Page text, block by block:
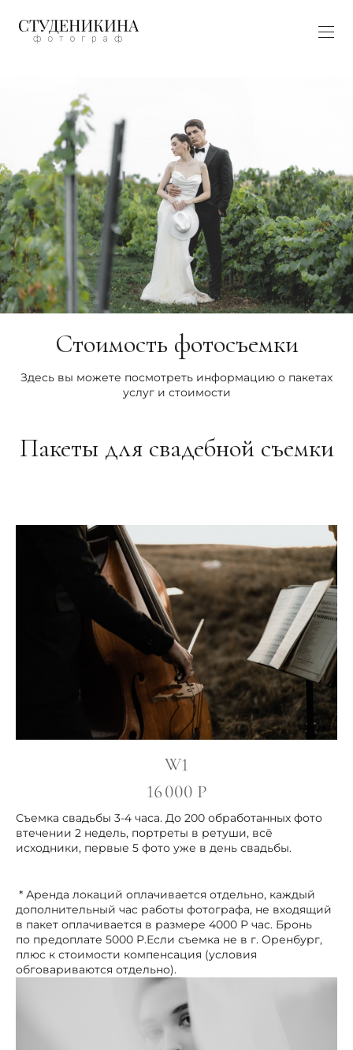
Стоимость фотосъемки
Здесь вы можете посмотреть информацию о пакетах
услуг и стоимости
Пакеты для свадебной съемки
W1
16 000 Р
Съемка свадьбы 3-4 часа. До 200 обработанных фото
втечении 2 недель, портреты в ретуши, всё
исходники, первые 5 фото уже в день свадьбы.
* Аренда локаций оплачивается отдельно, каждый
дополнительный час работы фотографа, не входящий
в пакет оплачивается в размере 4000 Р час. Бронь
по предоплате 5000 Р.Если съемка не в г. Оренбург,
плюс к стоимости компенсация (условия
обговариваются отдельно).